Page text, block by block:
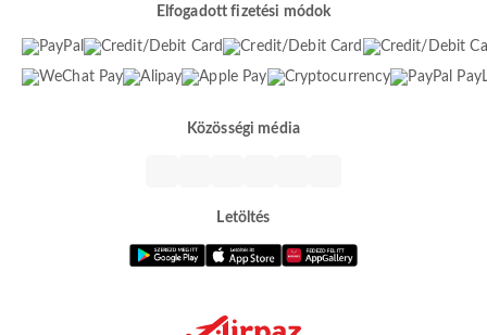
Elfogadott fizetési módok
Közösségi média
Letöltés